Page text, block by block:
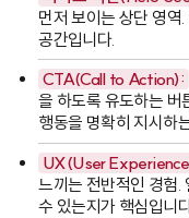
먼저 보이는 상단 영역
공간입니다.
CTA(Call to Action):
을 하도록 유도하는 버
행동을 명확히 지시하
UX(User
느끼는 전반적인 경험.
수 있는지가 핵심입니